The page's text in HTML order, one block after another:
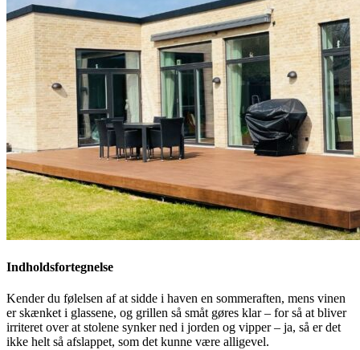
Indholdsfortegnelse
Kender du følelsen af at sidde i haven en sommeraften, mens vinen
er skænket i glassene, og grillen så småt gøres klar – for så at bliver
irriteret over at stolene synker ned i jorden og vipper – ja, så er det
ikke helt så afslappet, som det kunne være alligevel.